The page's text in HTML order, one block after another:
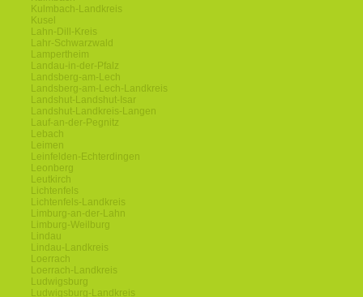
Kulmbach-Landkreis
Kusel
Lahn-Dill-Kreis
Lahr-Schwarzwald
Lampertheim
Landau-in-der-Pfalz
Landsberg-am-Lech
Landsberg-am-Lech-Landkreis
Landshut-Landshut-Isar
Landshut-Landkreis-Langen
Lauf-an-der-Pegnitz
Lebach
Leimen
Leinfelden-Echterdingen
Leonberg
Leutkirch
Lichtenfels
Lichtenfels-Landkreis
Limburg-an-der-Lahn
Limburg-Weilburg
Lindau
Lindau-Landkreis
Loerrach
Loerrach-Landkreis
Ludwigsburg
Ludwigsburg-Landkreis